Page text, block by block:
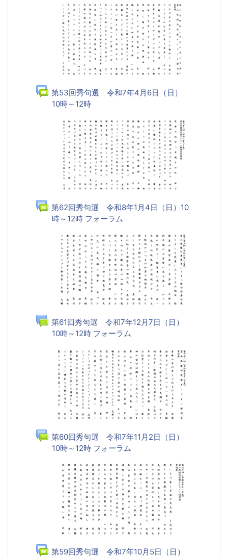
第53回秀句選 令和7年4月6日（日）
10時～12時フォーラム
第62回秀句選 令和8年1月4日（日）10
時～12時 フォーラム
第61回秀句選 令和7年12月7日（日）
10時～12時 フォーラム
第60回秀句選 令和7年11月2日（日）
10時～12時 フォーラム
第59回秀句選 令和7年10月5日（日）